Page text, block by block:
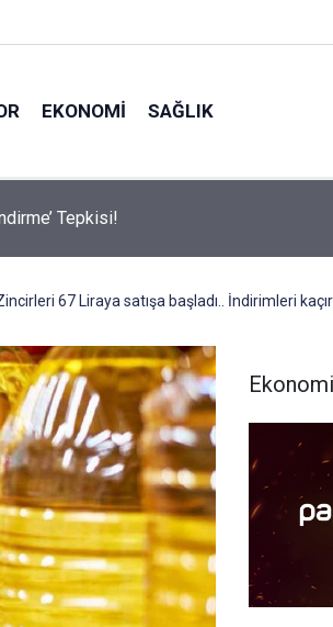
EKONOMI SAĞLIK
Almayın!
67 Liraya satışa başladı.. İndirimleri
Ekonomi